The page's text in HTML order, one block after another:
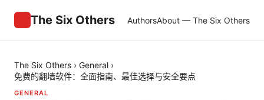
The Six Others AuthorsAbout — The Six Others
The Six Others › General ›
免费的翻墙软件：全面指南、最佳选择与安全要点
GENERAL